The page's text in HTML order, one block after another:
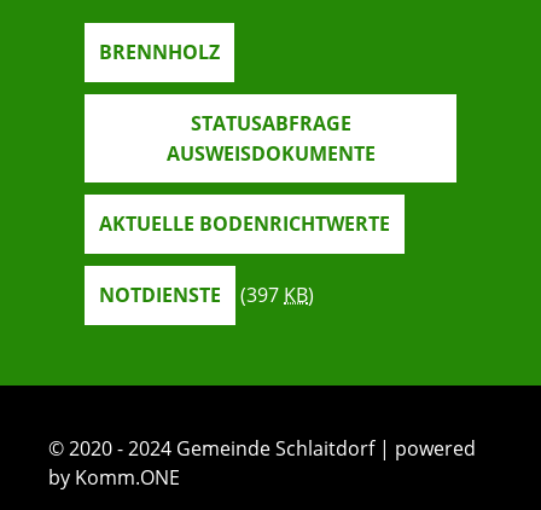
BRENNHOLZ
STATUSABFRAGE
AUSWEISDOKUMENTE
AKTUELLE BODENRICHTWERTE
NOTDIENSTE (397 KB)
© 2020 - 2024 Gemeinde Schlaitdorf | powered
by Komm.ONE